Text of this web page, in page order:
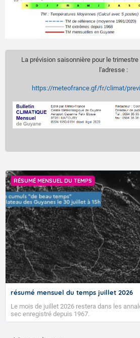
La prévision saisonnière pour le
l'adresse :
https://meteofrance.gf/fr/climat/
RÉSUMÉ MENSUEL DU TEMPS
résumé mensuel du temps juillet 2026
Le mois de juillet 2026 restera dans les
sec enregistré depuis 1967.